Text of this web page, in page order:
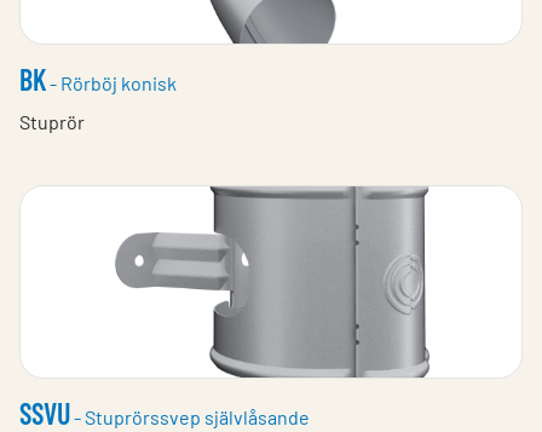
BK- Rörböj konisk
Stuprör
SSVU- Stuprörssvep självlåsande